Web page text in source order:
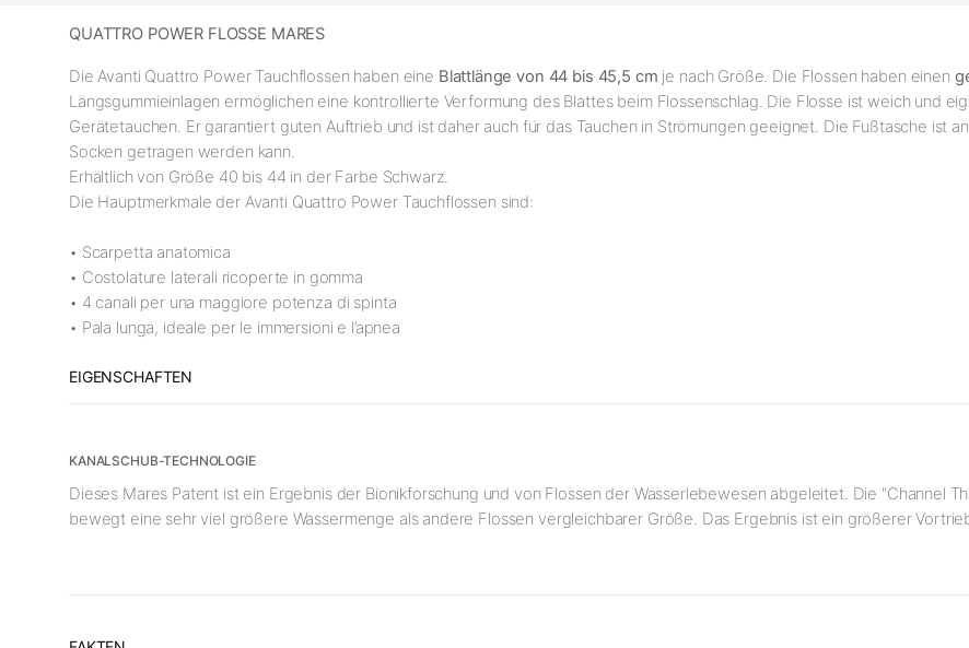
QUATTRO POWER FLOSSE MARES
Die Avanti Quattro Power Tauchflossen haben eine Blattlänge von 44 bis 45,5 cm je nach Größe. Die Flossen haben einen
Längsgummieinlagen ermöglichen eine kontrollierte Verformung des Blattes beim Flossenschlag. Die Flosse ist weich und
Gerätetauchen. Er garantiert guten Auftrieb und ist daher auch für das Tauchen in Strömungen geeignet. Die Fußtasche ist
Socken getragen werden kann.
Erhältlich von Größe 40 bis 44 in der Farbe Schwarz.
Die Hauptmerkmale der Avanti Quattro Power Tauchflossen sind:
• Scarpetta anatomica
• Costolature laterali ricoperte in gomma
• 4 canali per una maggiore potenza di spinta
• Pala lunga, ideale per le immersioni e l’apnea
EIGENSCHAFTEN
KANALSCHUB-TECHNOLOGIE
Dieses Mares Patent ist ein Ergebnis der Bionikforschung und von Flossen der Wasserlebewesen abgeleitet. Die "Channel
bewegt eine sehr viel größere Wassermenge als andere Flossen vergleichbarer Größe. Das Ergebnis ist ein größerer